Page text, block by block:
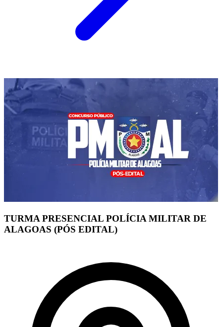
TURMA PRESENCIAL POLÍCIA MILITAR DE
ALAGOAS (PÓS EDITAL)